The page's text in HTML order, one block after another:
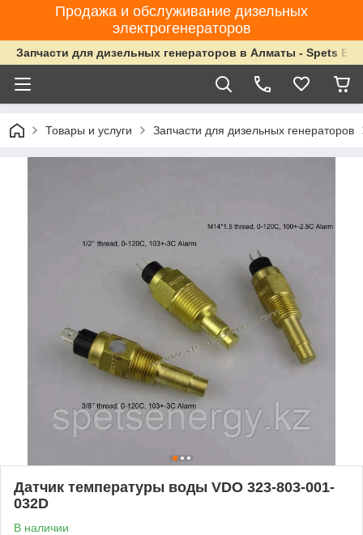
Продажа и обслуживание дизельных
электрогенераторов
Запчасти для дизельных генераторов в Алматы - Spets
Товары и услуги Запчасти для дизельных генераторов
Датчик температуры воды VDO 323-803-001-
032D
В наличии